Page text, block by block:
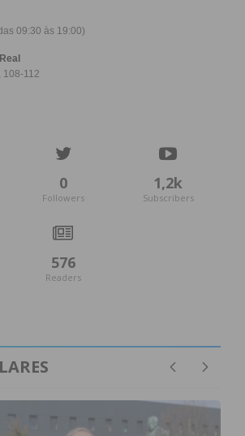
0
Followers
1,2k
Subscribers
576
Readers